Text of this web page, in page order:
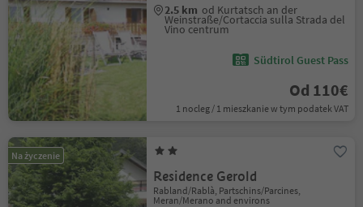
2.5 km od Kurtatsch an der
Weinstraße/Cortaccia sulla Strada del
Vino centrum
Südtirol Guest Pass
Od 110€
1 nocleg / 1 mieszkanie w tym podatek VAT
Na życzenie
Residence Gerold
Rabland/Rablà, Partschins/Parcines,
Meran/Merano and environs